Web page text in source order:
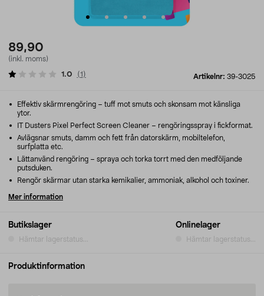
89,90
(inkl. moms)
Artikelnr: 39-3025
1.0 (1 )
Butikslager
Hämtar lagerstatus...
Onlinelager
Hämtar lagerstatus...
Effektiv skärmrengöring – tuff mot smuts och skonsam mot känsliga
ytor.
IT Dusters Pixel Perfect Screen Cleaner – rengöringsspray i fickformat.
Avlägsnar smuts, damm och fett från datorskärm, mobiltelefon,
surfplatta etc.
Lättanvänd rengöring – spraya och torka torrt med den medföljande
putsduken.
Rengör skärmar utan starka kemikalier, ammoniak, alkohol och toxiner.
Mer information
Produktinformation